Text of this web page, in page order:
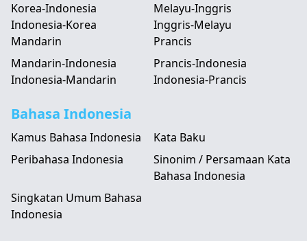
Korea-Indonesia
Indonesia-Korea
Melayu-Inggris
Inggris-Melayu
Mandarin
Mandarin-Indonesia
Indonesia-Mandarin
Prancis
Prancis-Indonesia
Indonesia-Prancis
Bahasa Indonesia
Kamus Bahasa Indonesia
Kata Baku
Peribahasa Indonesia
Sinonim / Persamaan Kata
Bahasa Indonesia
Singkatan Umum Bahasa
Indonesia